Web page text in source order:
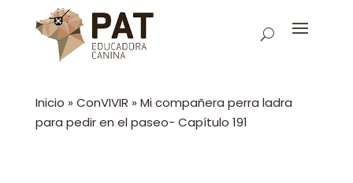
Inicio » ConVIVIR » Mi compañera perra ladra
para pedir en el paseo- Capítulo 191